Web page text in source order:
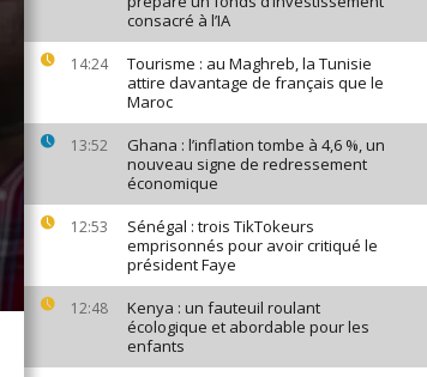
consacré à l’IA
14:24
Tourisme : au Maghreb, la Tunisie
attire davantage de français que le
Maroc
13:52
Ghana : l’inflation tombe à 4,6 %, un
nouveau signe de redressement
économique
12:53
Sénégal : trois TikTokeurs
emprisonnés pour avoir critiqué le
président Faye
12:48
Kenya : un fauteuil roulant
écologique et abordable pour les
enfants